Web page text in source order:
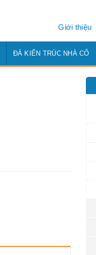
Giới thiệu
ĐÁ KIẾN TRÚC NHÀ CỔ